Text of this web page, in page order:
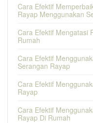
Cara Efektif
Rayap Menggunakan
Cara Efektif Mengatasi
Rumah
Cara Efektif
Serangan Rayap
Cara Efektif
Rayap
Cara Efektif
Rayap Di Rumah